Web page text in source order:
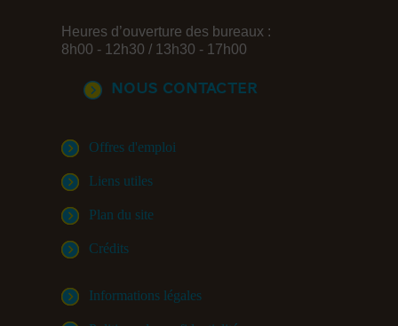
Heures d’ouverture des bureaux :
8h00 - 12h30 / 13h30 - 17h00
Nous contacter
Offres d'emploi
Liens utiles
Plan du site
Crédits
Informations légales